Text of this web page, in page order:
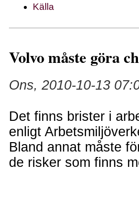
Källa
Volvo måste göra
Ons, 2010-10-13
Det finns brister i
enligt
Bland annat måste
de risker som finns